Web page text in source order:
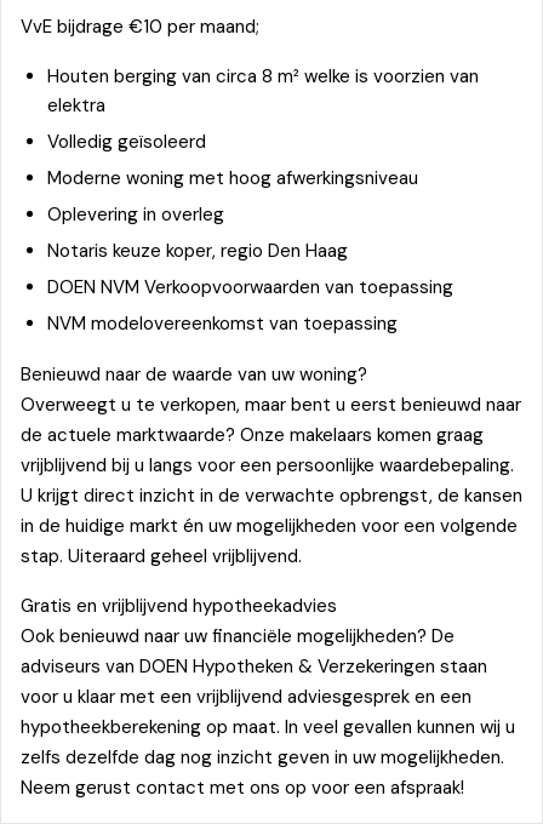
VvE bijdrage €10 per maand;
Houten berging van circa 8 m² welke is voorzien van
elektra
Volledig geïsoleerd
Moderne woning met hoog afwerkingsniveau
Oplevering in overleg
Notaris keuze koper, regio Den Haag
DOEN NVM Verkoopvoorwaarden van toepassing
NVM modelovereenkomst van toepassing
Benieuwd naar de waarde van uw woning?
Overweegt u te verkopen, maar bent u eerst benieuwd naar
de actuele marktwaarde? Onze makelaars komen graag
vrijblijvend bij u langs voor een persoonlijke waardebepaling.
U krijgt direct inzicht in de verwachte opbrengst, de kansen
in de huidige markt én uw mogelijkheden voor een volgende
stap. Uiteraard geheel vrijblijvend.
Gratis en vrijblijvend hypotheekadvies
Ook benieuwd naar uw financiële mogelijkheden? De
adviseurs van DOEN Hypotheken & Verzekeringen staan
voor u klaar met een vrijblijvend adviesgesprek en een
hypotheekberekening op maat. In veel gevallen kunnen wij u
zelfs dezelfde dag nog inzicht geven in uw mogelijkheden.
Neem gerust contact met ons op voor een afspraak!